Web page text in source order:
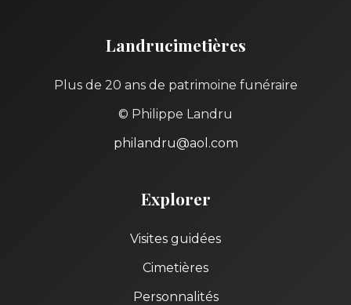
Landrucimetières
Plus de 20 ans de patrimoine funéraire
© Philippe Landru
philandru@aol.com
Explorer
Visites guidées
Cimetières
Personnalités